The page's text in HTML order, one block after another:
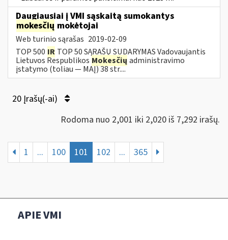
Daugiausiai į VMI sąskaitą sumokantys
mokesčių mokėtojai
Web turinio sąrašas 2019-02-09
TOP 500 IR TOP 50 SĄRAŠŲ SUDARYMAS Vadovaujantis
Lietuvos Respublikos Mokesčių administravimo
įstatymo (toliau — MAĮ) 38 str....
20 Įrašų(-ai)
Rodoma nuo 2,001 iki 2,020 iš 7,292 irašų.
1 ... 100 101 102 ... 365
APIE VMI